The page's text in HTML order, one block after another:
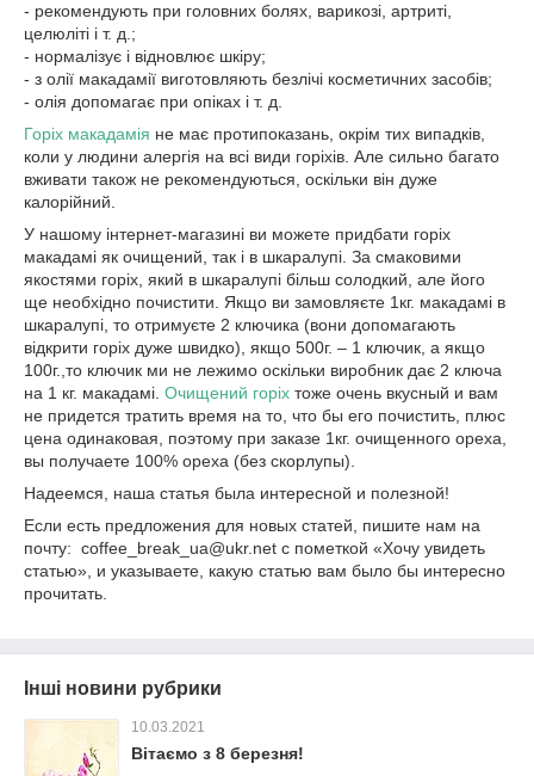
- рекомендують при головних болях, варикозі, артриті,
целюліті і т. д.;
- нормалізує і відновлює шкіру;
- з олії макадамії виготовляють безлічі косметичних засобів;
- олія допомагає при опіках і т. д.
Горіх макадамія не має протипоказань, окрім тих випадків,
коли у людини алергія на всі види горіхів. Але сильно багато
вживати також не рекомендуються, оскільки він дуже
калорійний.
У нашому інтернет-магазині ви можете придбати горіх
макадамі як очищений, так і в шкаралупі. За смаковими
якостями горіх, який в шкаралупі більш солодкий, але його
ще необхідно почистити. Якщо ви замовляєте 1кг. макадамі в
шкаралупі, то отримуєте 2 ключика (вони допомагають
відкрити горіх дуже швидко), якщо 500г. – 1 ключик, а якщо
100г.,то ключик ми не лежимо оскільки виробник дає 2 ключа
на 1 кг. макадамі. Очищений горіх тоже очень вкусный и вам
не придется тратить время на то, что бы его почистить, плюс
цена одинаковая, поэтому при заказе 1кг. очищенного ореха,
вы получаете 100% ореха (без скорлупы).
Надеемся, наша статья была интересной и полезной!
Если есть предложения для новых статей, пишите нам на
почту: coffee_break_ua@ukr.net с пометкой «Хочу увидеть
статью», и указываете, какую статью вам было бы интересно
прочитать.
Інші новини рубрики
10.03.2021
Вітаємо з 8 березня!